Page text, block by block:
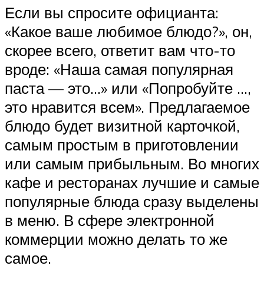
Если вы спросите официанта:
«Какое ваше любимое блюдо?», он,
скорее всего, ответит вам что-то
вроде: «Наша самая популярная
паста — это…» или «Попробуйте …,
это нравится всем». Предлагаемое
блюдо будет визитной карточкой,
самым простым в приготовлении
или самым прибыльным. Во многих
кафе и ресторанах лучшие и самые
популярные блюда сразу выделены
в меню. В сфере электронной
коммерции можно делать то же
самое.